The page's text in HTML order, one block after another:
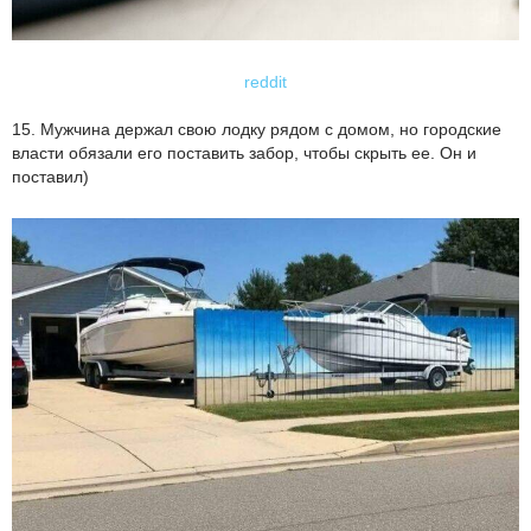
reddit
15. Мужчина держал свою лодку рядом с домом, но городские
власти обязали его поставить забор, чтобы скрыть ее. Он и
поставил)